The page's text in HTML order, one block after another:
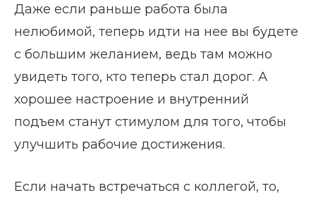
Даже если раньше работа была
нелюбимой, теперь идти на нее вы будете
с большим желанием, ведь там можно
увидеть того, кто теперь стал дорог. А
хорошее настроение и внутренний
подъем станут стимулом для того, чтобы
улучшить рабочие достижения.
Если начать встречаться с коллегой, то,